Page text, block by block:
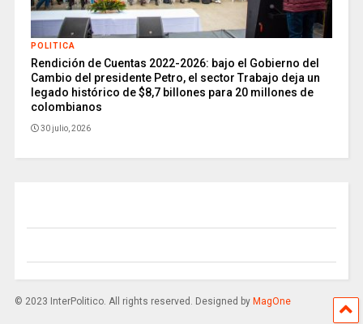
POLITICA
Rendición de Cuentas 2022-2026: bajo el Gobierno del
Cambio del presidente Petro, el sector Trabajo deja un
legado histórico de $8,7 billones para 20 millones de
colombianos
30 julio, 2026
© 2023 InterPolitico. All rights reserved. Designed by MagOne